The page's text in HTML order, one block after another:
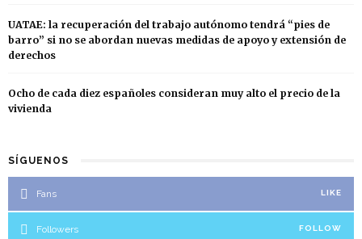
UATAE: la recuperación del trabajo autónomo tendrá “pies de
barro” si no se abordan nuevas medidas de apoyo y extensión de
derechos
Ocho de cada diez españoles consideran muy alto el precio de la
vivienda
SÍGUENOS
Fans LIKE
Followers FOLLOW